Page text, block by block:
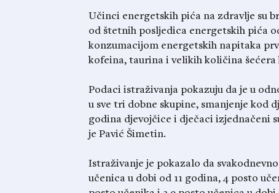
Učinci energetskih pića na zdravlje su
od štetnih posljedica energetskih pića
konzumacijom energetskih napitaka
kofeina, taurina i velikih količina šećera
Podaci istraživanja pokazuju da je u
u sve tri dobne skupine, smanjenje kod
godina djevojčice i dječaci izjednačeni
je Pavić Šimetin.
Istraživanje je pokazalo da
učenica u dobi od 11 godina, 4 posto